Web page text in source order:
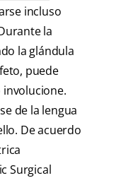
incluso
la
la glándula
puede
de la lengua
De acuerdo
Surgical